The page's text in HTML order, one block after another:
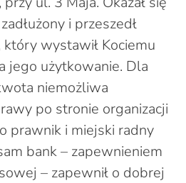
i przeszedł
który wystawił Kociemu
jego użytkowanie. Dla
niemożliwa
po stronie organizacji
prawnik i miejski radny
bank – zapewnieniem
– zapewnił o dobrej